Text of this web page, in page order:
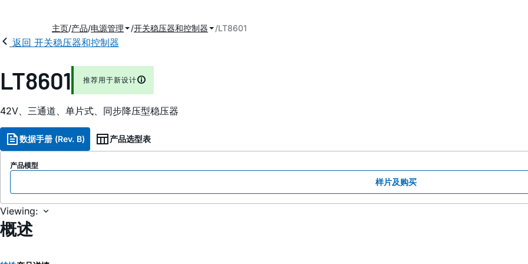
主页 产品 电源管理 开关稳压器和控制器 LT8601
返回 开关稳压器和控制器
LT8601 推荐用于新设计
42V、三通道、单片式、同步降压型稳压器
数据手册 (Rev. B) 产品选型表
产品模型
样片及购买
Viewing:
概述